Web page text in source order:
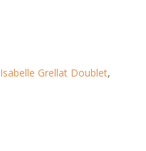
Isabelle Grellat Doublet,